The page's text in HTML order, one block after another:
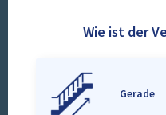
Wie ist der
Gerade